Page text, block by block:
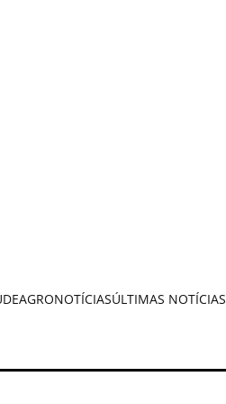
AGRONOTÍCIASÚLTIMAS NOTÍCIAS